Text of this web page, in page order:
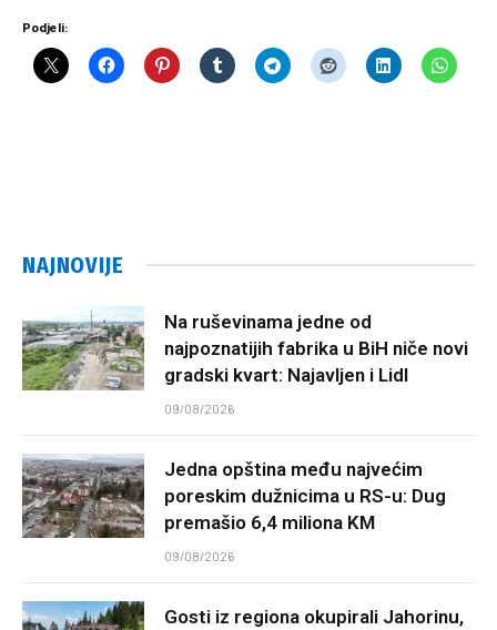
Podjeli:
NAJNOVIJE
Na ruševinama jedne od
najpoznatijih fabrika u BiH niče novi
gradski kvart: Najavljen i Lidl
09/08/2026
Jedna opština među najvećim
poreskim dužnicima u RS-u: Dug
premašio 6,4 miliona KM
09/08/2026
Gosti iz regiona okupirali Jahorinu,